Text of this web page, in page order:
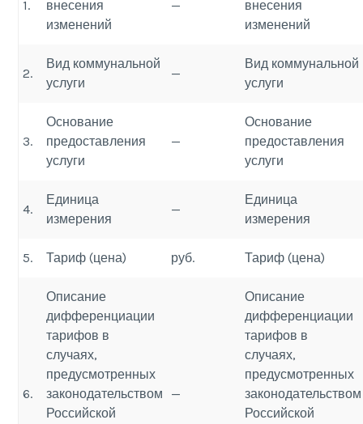
1.
внесения
изменений
—
внесения
изменений
2.
Вид коммунальной
услуги
—
Вид коммунальной
услуги
3.
Основание
предоставления
услуги
—
Основание
предоставления
услуги
4.
Единица
измерения
—
Единица
измерения
5. Тариф (цена) руб. Тариф (цена)
6.
Описание
дифференциации
тарифов в
случаях,
предусмотренных
законодательством
Российской
—
Описание
дифференциации
тарифов в
случаях,
предусмотренных
законодательством
Российской